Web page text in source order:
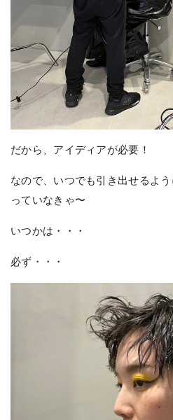
だから、アイディアが必要！
なので、いつでも引き出せるよ
っていなきゃ〜
いつかは・・・
必ず・・・